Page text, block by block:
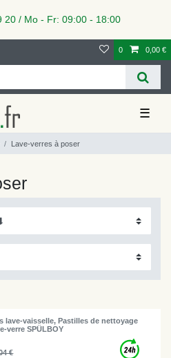
/ Mo - Fr: 09:00 - 18:00
0 0,00 €
☰
Lave-verres à poser
lave-vaisselle, Pastilles de nettoyage
verre SPÜLBOY
€